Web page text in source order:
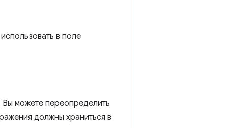
в поле
можете переопределить
должны храниться в